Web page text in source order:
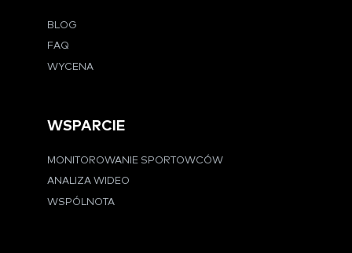
BLOG
FAQ
WYCENA
WSPARCIE
MONITOROWANIE SPORTOWCÓW
ANALIZA WIDEO
WSPÓLNOTA